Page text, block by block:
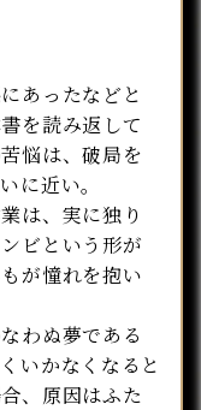
あったなどと
を読み返して
悩は、破局を
に近い。
は、実に独り
ビという形が
が憧れを抱い
わぬ夢である
いかなくなると
、原因はふた